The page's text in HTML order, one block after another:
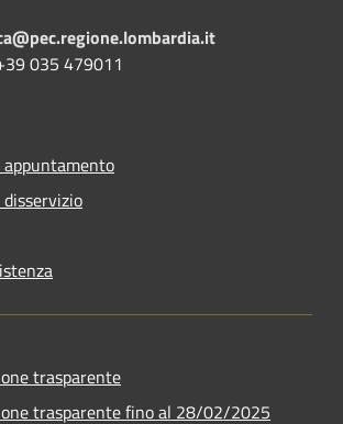
035 479011
trasparente
trasparente fino al 28/02/2025